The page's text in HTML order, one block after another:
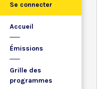
Se connecter
Accueil
Émissions
Grille des
programmes